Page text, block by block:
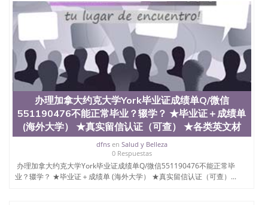
University）圣何塞州立大学学位证（San Jose State
University）圣何塞州立大学学位证（San Jose State
University）圣何塞州立大学（San Jose State
University）圣何塞州立大学（San Jose State
University）圣何塞州立大学（San Jose State
University）圣何塞州立大学（San Jose State
University）圣何塞州立大学学位证（San Jose State
University）圣何塞州立大学学位证（San Jose State
University）圣何塞州立大学结业证（San Jose State
University）圣何塞州立大学结业证（San Jose State
University）圣何塞州立大学结业证（San Jose State
University）圣何塞州立大学学位证（San Jose State
University）圣何塞州立大学学位证（San Jose State
University）圣何塞州立大学学历证书（San Jose
State University）圣何塞州立大学学历证书（San
Jose State University）圣何塞州立大学学历证书
办理加拿大约克大学York毕业证成绩单Q/微信
551190476不能正常毕业？辍学？ ★毕业证＋成绩单
(海外大学） ★真实留信认证（可查） ★各类英文材
dfnsen Salud y Belleza
0 Respuestas
办理加拿大约克大学York毕业证成绩单Q/微信551190476不能正常毕
业？辍学？ ★毕业证＋成绩单 (海外大学） ★真实留信认证（可查）...